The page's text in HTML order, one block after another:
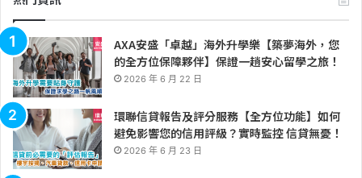
AXA安盛「卓越」海外升學樂【築夢海外，您
的全方位保障夥伴】保證一趟安心留學之旅！
2026 年 6 月 22 日
環聯信貸報告及評分服務【全方位功能】如何
避免影響您的信用評級？實時監控 信貸無憂！
2026 年 6 月 23 日